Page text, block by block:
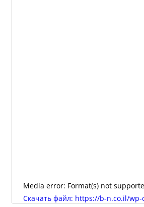
Media error: Format(s) not
Скачать файл: https://b-n.co.il/wp-